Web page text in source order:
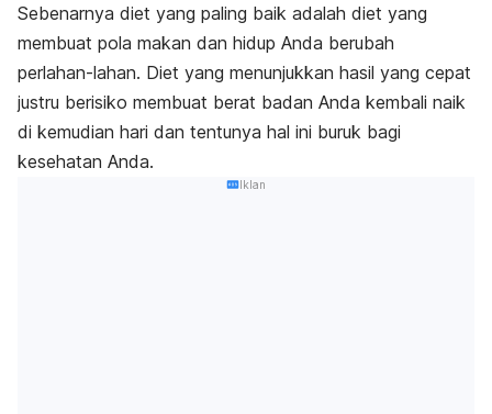
Sebenarnya diet yang paling baik adalah diet yang
membuat pola makan dan hidup Anda berubah
perlahan-lahan. Diet yang menunjukkan hasil yang cepat
justru berisiko membuat berat badan Anda kembali naik
di kemudian hari dan tentunya hal ini buruk bagi
kesehatan Anda.
Iklan